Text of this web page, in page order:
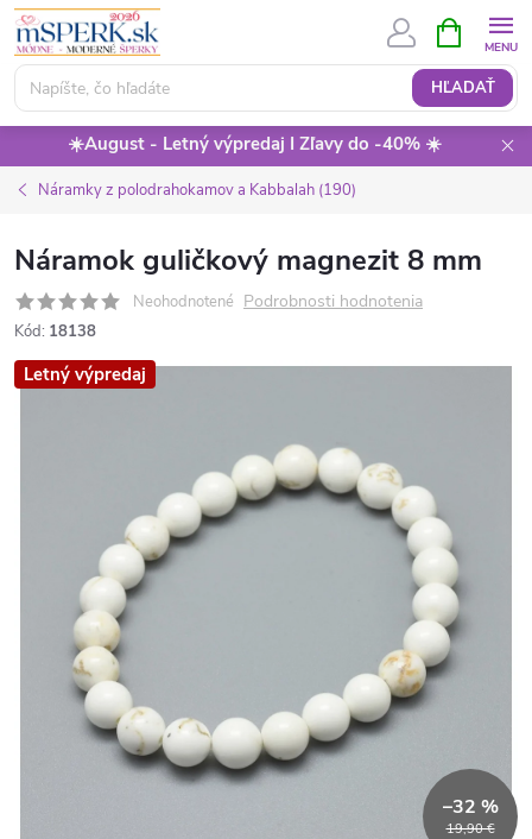
Prejsť
obsah
HĽADAŤ
KOŠÍK
☀️August - Letný výpredaj I Zľavy do -40% ☀️
Náramky z polodrahokamov a Kabbalah (190)
Náramok guličkový magnezit 8 mm
Neohodnotené Podrobnosti hodnotenia
Kód: 18138
Letný výpredaj
19,90 €
–32 %